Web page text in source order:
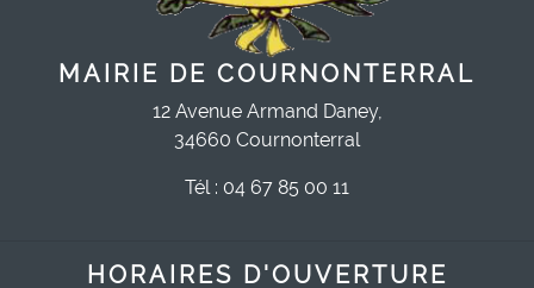
MAIRIE DE COURNONTERRAL
12 Avenue Armand Daney,
34660 Cournonterral
Tél : 04 67 85 00 11
HORAIRES D'OUVERTURE